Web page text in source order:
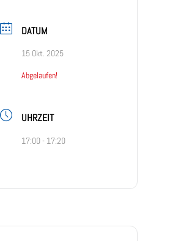
DATUM
15 Okt. 2025
Abgelaufen!
UHRZEIT
17:00 - 17:20